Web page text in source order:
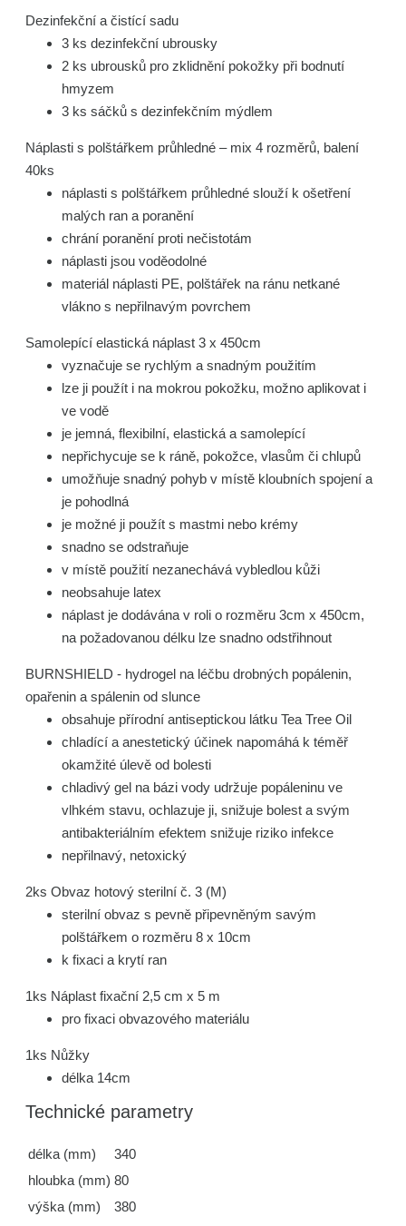
Dezinfekční a čistící sadu
3 ks dezinfekční ubrousky
2 ks ubrousků pro zklidnění pokožky při bodnutí
hmyzem
3 ks sáčků s dezinfekčním mýdlem
Náplasti s polštářkem průhledné – mix 4 rozměrů, balení
40ks
náplasti s polštářkem průhledné slouží k ošetření
malých ran a poranění
chrání poranění proti nečistotám
náplasti jsou voděodolné
materiál náplasti PE, polštářek na ránu netkané
vlákno s nepřilnavým povrchem
Samolepící elastická náplast 3 x 450cm
vyznačuje se rychlým a snadným použitím
lze ji použít i na mokrou pokožku, možno aplikovat i
ve vodě
je jemná, flexibilní, elastická a samolepící
nepřichycuje se k ráně, pokožce, vlasům či chlupů
umožňuje snadný pohyb v místě kloubních spojení a
je pohodlná
je možné ji použít s mastmi nebo krémy
snadno se odstraňuje
v místě použití nezanechává vybledlou kůži
neobsahuje latex
náplast je dodávána v roli o rozměru 3cm x 450cm,
na požadovanou délku lze snadno odstřihnout
BURNSHIELD - hydrogel na léčbu drobných popálenin,
opařenin a spálenin od slunce
obsahuje přírodní antiseptickou látku Tea Tree Oil
chladící a anestetický účinek napomáhá k téměř
okamžité úlevě od bolesti
chladivý gel na bázi vody udržuje popáleninu ve
vlhkém stavu, ochlazuje ji, snižuje bolest a svým
antibakteriálním efektem snižuje riziko infekce
nepřilnavý, netoxický
2ks Obvaz hotový sterilní č. 3 (M)
sterilní obvaz s pevně připevněným savým
polštářkem o rozměru 8 x 10cm
k fixaci a krytí ran
1ks Náplast fixační 2,5 cm x 5 m
pro fixaci obvazového materiálu
1ks Nůžky
délka 14cm
Technické parametry
délka (mm)
340
hloubka (mm) 80
výška (mm)
380